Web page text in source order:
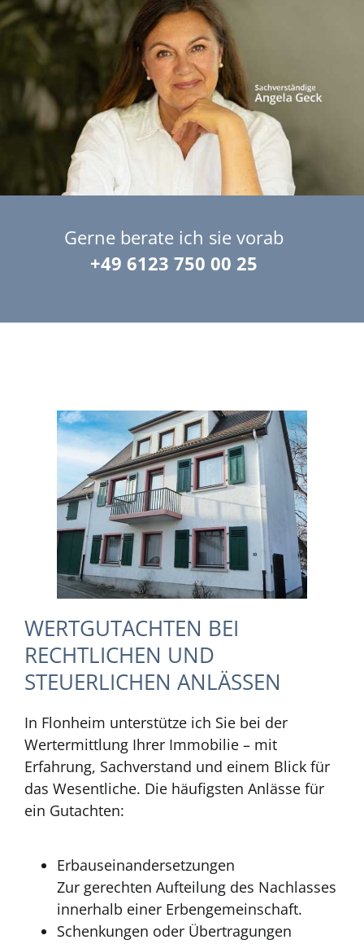
Gerne berate ich sie vorab
+49 6123 750 00 25
WERTGUTACHTEN BEI
RECHTLICHEN UND
STEUERLICHEN ANLÄSSEN
In Flonheim unterstütze ich Sie bei der
Wertermittlung Ihrer Immobilie – mit
Erfahrung, Sachverstand und einem Blick für
das Wesentliche. Die häufigsten Anlässe für
ein Gutachten:
Erbauseinandersetzungen
Zur gerechten Aufteilung des Nachlasses
innerhalb einer Erbengemeinschaft.
Schenkungen oder Übertragungen